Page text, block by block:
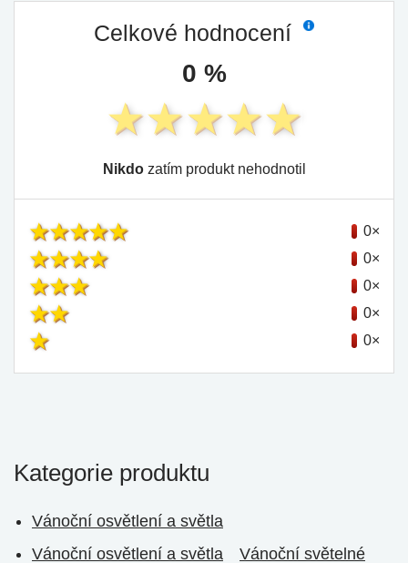
Celkové hodnocení
0 %
Nikdozatím produkt nehodnotil
0×
0×
0×
0×
0×
Kategorie produktu
Vánoční osvětlení a světla
Vánoční osvětlení a světla
Vánoční světelné